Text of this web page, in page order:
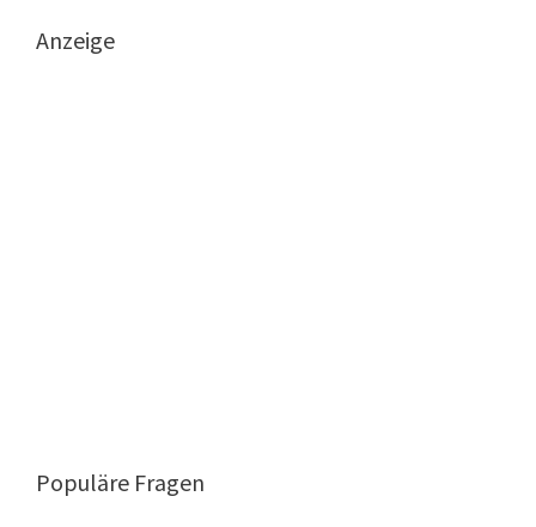
Anzeige
Populäre Fragen